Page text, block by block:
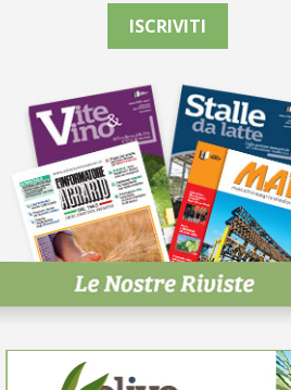
ISCRIVITI